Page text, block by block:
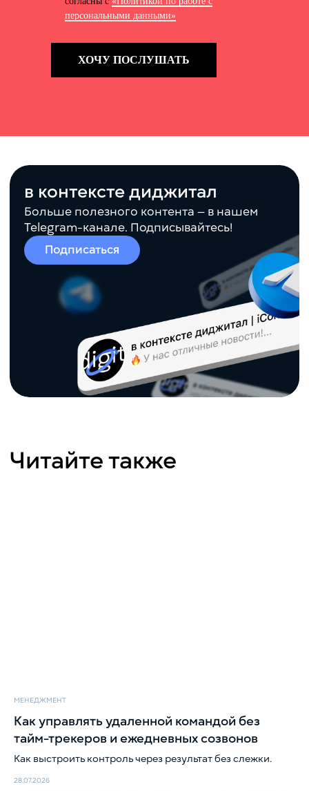
персональными данными»
ХОЧУ ПОСЛУШАТЬ
МЕНЕДЖМЕНТ
Как управлять удаленной командой без
тайм-трекеров и ежедневных созвонов
Как выстроить контроль через результат без слежки.
28.07.2026